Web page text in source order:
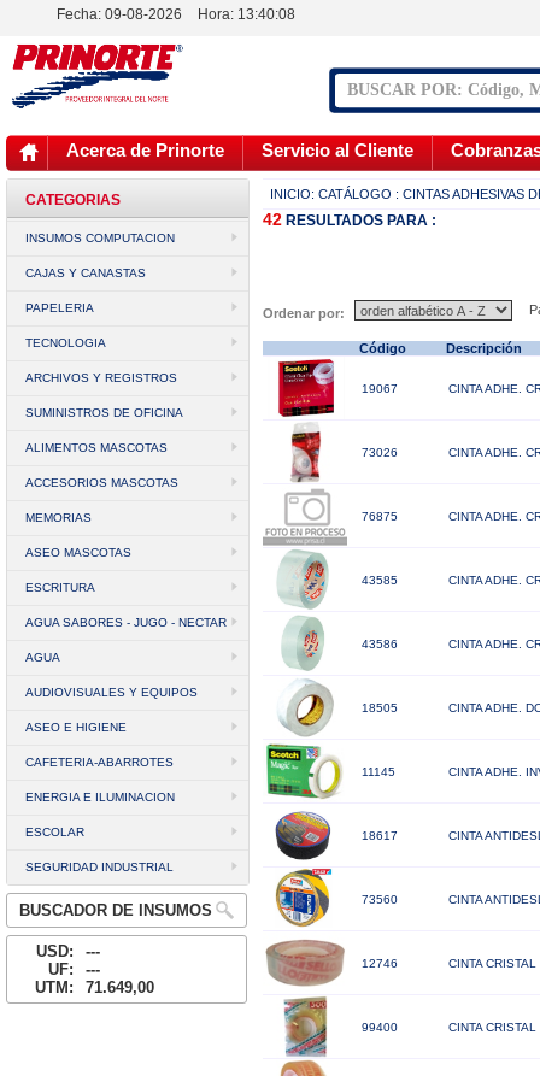
Fecha: 09-08-2026 Hora: 13:40:09
Acerca de Prinorte Servicio al Cliente
CATEGORIAS
INSUMOS COMPUTACION
CAJAS Y CANASTAS
PAPELERIA
TECNOLOGIA
ARCHIVOS Y REGISTROS
SUMINISTROS DE OFICINA
ALIMENTOS MASCOTAS
ACCESORIOS MASCOTAS
MEMORIAS
ASEO MASCOTAS
ESCRITURA
AGUA SABORES - JUGO - NECTAR
AGUA
AUDIOVISUALES Y EQUIPOS
ASEO E HIGIENE
CAFETERIA-ABARROTES
ENERGIA E ILUMINACION
ESCOLAR
SEGURIDAD INDUSTRIAL
BUSCADOR DE INSUMOS
USD:
---
UF:
---
UTM:
71.649,00
INICIO: CATÁLOGO : CINTAS ADHESIVAS
42 RESULTADOS PARA :
Ordenar por:
Código Descripción
19067 CINTA ADHE.
73026 CINTA ADHE.
76875 CINTA ADHE.
43585 CINTA ADHE.
43586 CINTA ADHE.
18505 CINTA ADHE.
11145 CINTA ADHE.
18617 CINTA
73560 CINTA
12746 CINTA
99400 CINTA